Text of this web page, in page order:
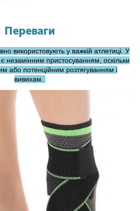
Переваги
використовують у важкій атлетиці. У
незамінним пристосуванням, оскільки
або потенційним розтягуванням і
вивихам.